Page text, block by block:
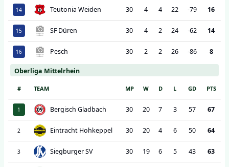
14 Teutonia Weiden 30 4 4 22 -79 16
15 SF Düren 30 4 2 24 -62 14
16 Pesch 30 2 2 26 -86 8
Oberliga Mittelrhein
# TEAM MP W D L GD PTS
1 Bergisch Gladbach 30 20 7 3 57 67
2 Eintracht Hohkeppel 30 20 4 6 50 64
3 Siegburger SV 30 19 6 5 43 63